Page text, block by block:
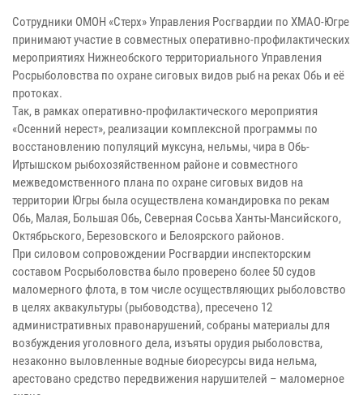
Сотрудники ОМОН «Стерх» Управления Росгвардии по ХМАО-Югре
принимают участие в совместных оперативно-профилактических
мероприятиях Нижнеобского территориального Управления
Росрыболовства по охране сиговых видов рыб на реках Обь и её
протоках.
Так, в рамках оперативно-профилактического мероприятия
«Осенний нерест», реализации комплексной программы по
восстановлению популяций муксуна, нельмы, чира в Обь-
Иртышском рыбохозяйственном районе и совместного
межведомственного плана по охране сиговых видов на
территории Югры была осуществлена командировка по рекам
Обь, Малая, Большая Обь, Северная Сосьва Ханты-Мансийского,
Октябрьского, Березовского и Белоярского районов.
При силовом сопровождении Росгвардии инспекторским
составом Росрыболовства было проверено более 50 судов
маломерного флота, в том числе осуществляющих рыболовство
в целях аквакультуры (рыбоводства), пресечено 12
административных правонарушений, собраны материалы для
возбуждения уголовного дела, изъяты орудия рыболовства,
незаконно выловленные водные биоресурсы вида нельма,
арестовано средство передвижения нарушителей – маломерное